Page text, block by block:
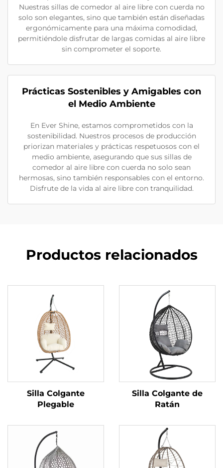
Nuestras sillas de comedor al aire libre con cuerda no
solo son elegantes, sino que también están diseñadas
ergonómicamente para una máxima comodidad,
permitiéndole disfrutar de largas comidas al aire libre
sin comprometer el soporte.
Prácticas Sostenibles y Amigables con
el Medio Ambiente
En Ever Shine, estamos comprometidos con la
sostenibilidad. Nuestros procesos de producción
priorizan materiales y prácticas respetuosos con el
medio ambiente, asegurando que sus sillas de
comedor al aire libre con cuerda no solo sean
hermosas, sino también responsables con el entorno.
Disfrute de la vida al aire libre con tranquilidad.
Productos relacionados
Silla Colgante
Plegable
Silla Colgante de
Ratán